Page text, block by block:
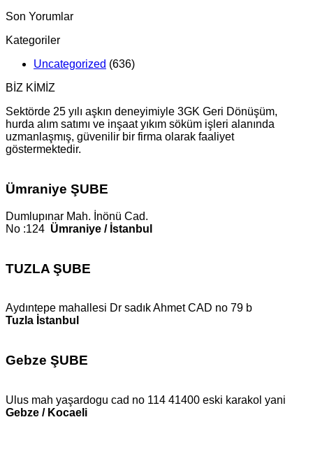
Son Yorumlar
Kategoriler
Uncategorized (636)
BİZ KİMİZ
Sektörde 25 yılı aşkın deneyimiyle 3GK Geri Dönüşüm,
hurda alım satımı ve inşaat yıkım söküm işleri alanında
uzmanlaşmış, güvenilir bir firma olarak faaliyet
göstermektedir.
Ümraniye ŞUBE
Dumlupınar Mah. İnönü Cad.
No :124 Ümraniye / İstanbul
TUZLA ŞUBE
Aydıntepe mahallesi Dr sadık Ahmet CAD no 79 b
Tuzla İstanbul
Gebze ŞUBE
Ulus mah yaşardogu cad no 114 41400 eski karakol yani
Gebze / Kocaeli